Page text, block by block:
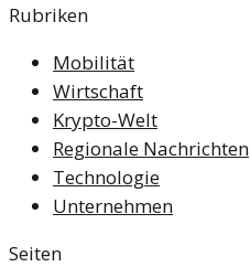
Rubriken
Mobilität
Wirtschaft
Krypto-Welt
Regionale Nachrichten
Technologie
Unternehmen
Seiten